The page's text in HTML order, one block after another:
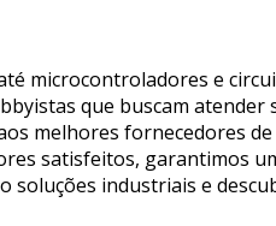
microcontroladores e
que buscam atender
melhores fornecedores de
satisfeitos, garantimos
soluções industriais e